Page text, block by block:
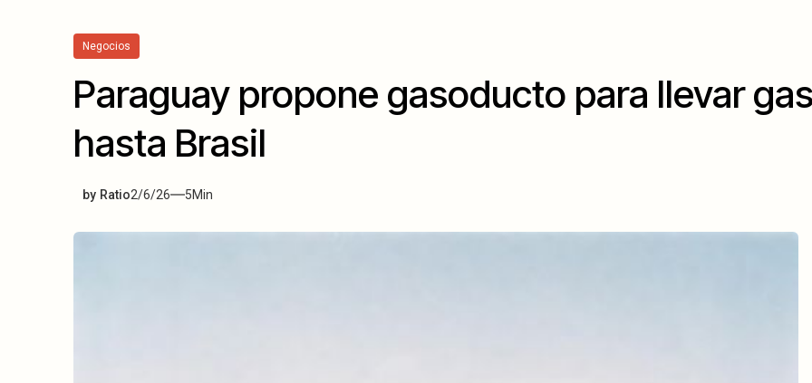
Negocios
Paraguay propone gasoducto para llevar
hasta Brasil
by Ratio2/6/26 5Min